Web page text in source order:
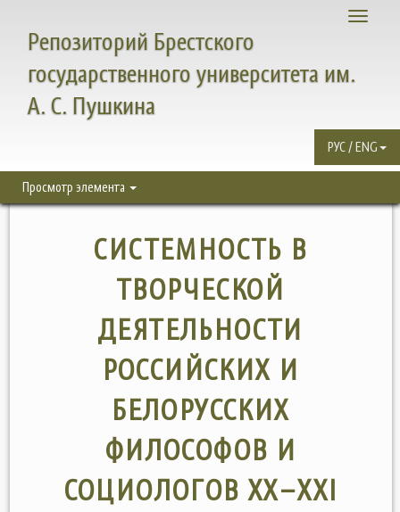
Toggle
Репозиторий Брестского
государственного университета им.
А. С. Пушкина
РУС / ENG
Просмотр элемента
СИСТЕМНОСТЬ В
ТВОРЧЕСКОЙ
ДЕЯТЕЛЬНОСТИ
РОССИЙСКИХ И
БЕЛОРУССКИХ
ФИЛОСОФОВ И
СОЦИОЛОГОВ ХХ–XXI